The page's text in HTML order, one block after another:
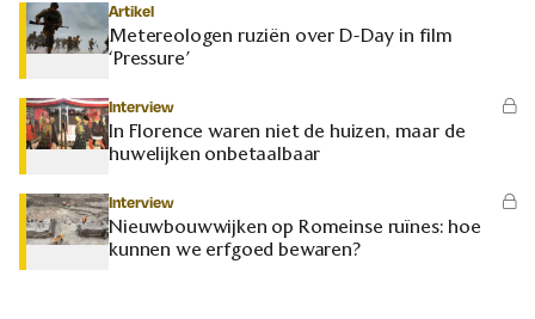
Artikel
Metereologen ruziën over D-Day in film
‘Pressure’
Interview
In Florence waren niet de huizen, maar de
huwelijken onbetaalbaar
Interview
Nieuwbouwwijken op Romeinse ruïnes: hoe
kunnen we erfgoed bewaren?